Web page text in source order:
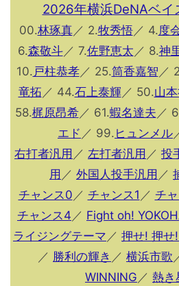
2026年横浜DeNAベイ
00.林琢真／ 2.牧秀悟／ 4.度
6.森敬斗／ 7.佐野恵太 ／ 8.神
10. 戸柱恭孝／ 25.筒香嘉智 ／
竜拓 ／ 44.石上泰輝／ 50.山
58.梶原昂希／ 61.蝦名達夫 ／
エド ／ 99. ヒュンメル
右打者汎用 ／ 左打者汎用 ／ 投
用 ／ 外国人投手汎用 ／
チャンス0 ／ チャンス1 ／ チ
チャンス4 ／ Fight oh!
ライジングテーマ ／ 押せ! 押せ
／ 勝利の輝き ／ 横浜市歌
WINNING ／ 熱き